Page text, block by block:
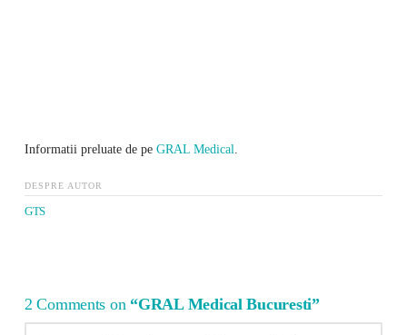
Informatii preluate de pe GRAL Medical
DESPRE AUTOR
GTS
2 Comments on “GRAL Medical Bucuresti”